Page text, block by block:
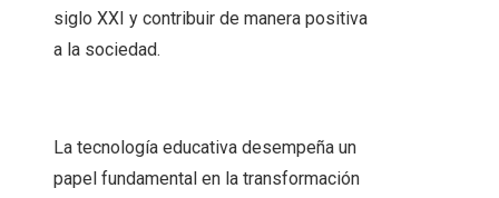
siglo XXI y contribuir de manera positiva
a la sociedad.
La tecnología educativa desempeña un
papel fundamental en la transformación